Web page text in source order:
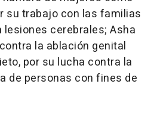
su trabajo con las familias
lesiones cerebrales; Asha
la ablación genital
por su lucha contra la
de personas con fines de